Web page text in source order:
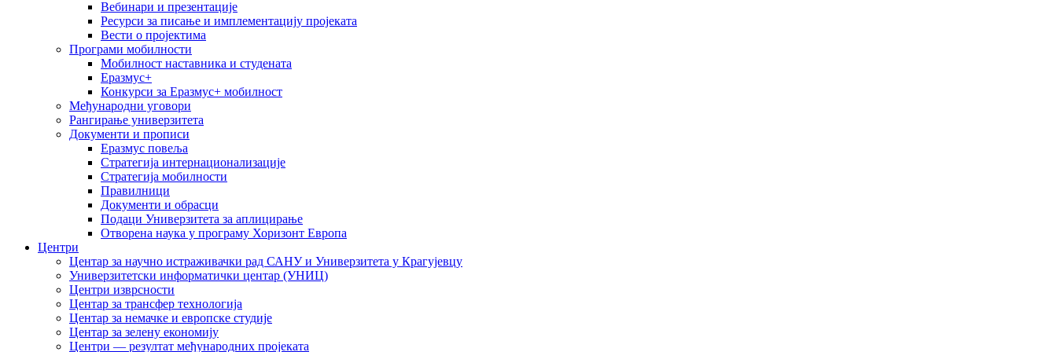
Вебинари и презентације
Ресурси за писање и имплементацију пројеката
Вести о пројектима
Програми мобилности
Мобилност наставника и студената
Еразмус+
Конкурси за Еразмус+ мобилност
Међународни уговори
Рангирање универзитета
Документи и прописи
Еразмус повеља
Стратегија интернационализације
Стратегија мобилности
Правилници
Документи и обрасци
Подаци Универзитета за аплицирање
Отворена наука у програму Хоризонт Европа
Центри
Центар за научно истраживачки рад САНУ и Универзитета у Крагујевцу
Универзитетски информатички центар (УНИЦ)
Центри изврсности
Центар за трансфер технологија
Центар за немачке и европске студије
Центар за зелену економију
Центри — резултат међународних пројеката